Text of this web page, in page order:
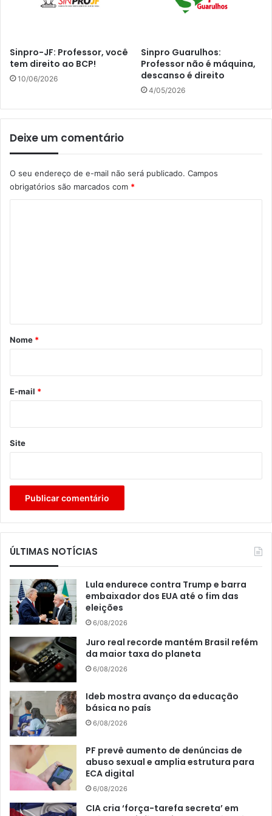
Sinpro-JF: Professor, você
tem direito ao BCP!
10/06/2026
Sinpro Guarulhos:
Professor não é máquina,
descanso é direito
4/05/2026
Deixe um comentário
O seu endereço de e-mail não será publicado. Campos
obrigatórios são marcados com *
r
*
Nome *
E-mail *
Site
ÚLTIMAS NOTÍCIAS
Lula endurece contra Trump e barra
embaixador dos EUA até o fim das
eleições
6/08/2026
Juro real recorde mantém Brasil refém
da maior taxa do planeta
6/08/2026
Ideb mostra avanço da educação
básica no país
6/08/2026
PF prevê aumento de denúncias de
abuso sexual e amplia estrutura para
ECA digital
6/08/2026
CIA cria ‘força-tarefa secreta’ em